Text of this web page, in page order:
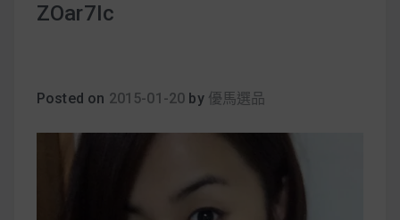
析：成分、營養價值及其優缺點
簡單料理
ZOar7Ic
Posted on 2015-01-20 by 優馬選品